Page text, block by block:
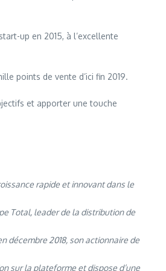
up en 2015, à l’excellente
points de vente d’ici fin 2019.
et apporter une touche
rapide et innovant dans le
Total, leader de la distribution de
décembre 2018, son actionnaire de
sur la plateforme et dispose d’une